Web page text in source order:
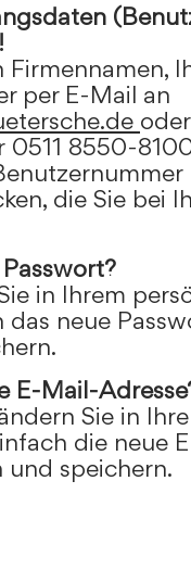
Firmennamen,
per E-Mail an
8550-
die Sie bei
in Ihrem
das neue
E-Mail-
Sie in
die neue
und speichern.